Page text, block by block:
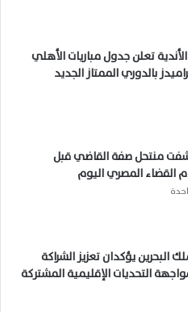
تعلن جدول مباريات الأهلي
بالدوري الممتاز الجديد
منتحل صفة القاضي قبل
القضاء المصري اليوم
يؤكدان تعزيز الشراكة
التحديات الإقليمية المشتركة